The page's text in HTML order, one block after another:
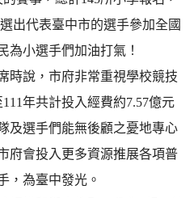
出代表臺中市的選手參加全國
為小選手們加油打氣！
時說，市府非常重視學校競技
年共計投入經費約7.57億元
及選手們能無後顧之憂地專心
府會投入更多資源推展各項普
，為臺中發光。